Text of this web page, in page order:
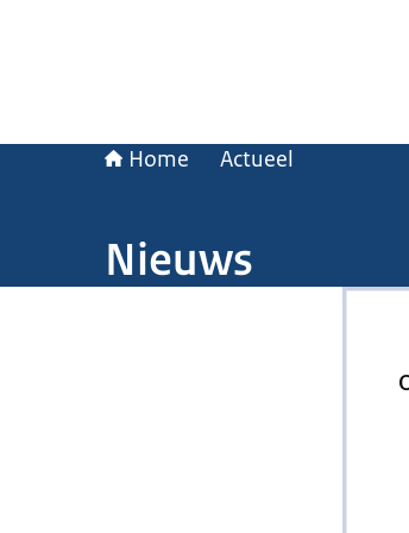
Home Actueel
Nieuws